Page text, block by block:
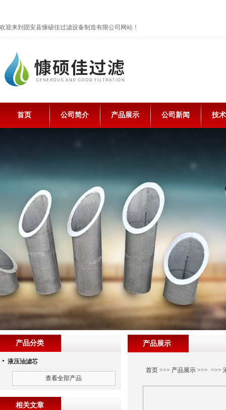
欢迎来到固安县慷硕佳过滤设备制造有限公司网站！
首页 公司简介 产品展示 公司新闻 技
产品展示
首页>>> 产品展示>>> >>>
产品分类
液压油滤芯
查看全部产品
相关文章